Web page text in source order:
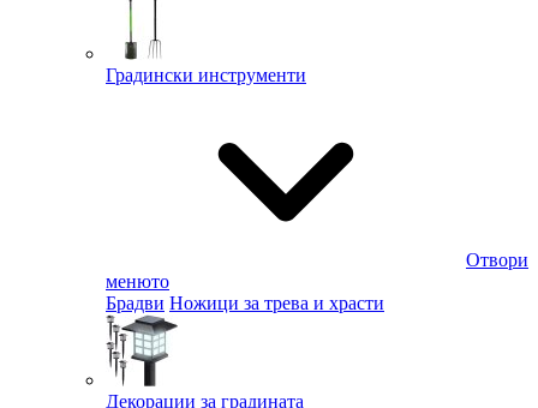
Градински инструменти
Отвори
менюто
Брадви Ножици за трева и храсти
Декорации за градината